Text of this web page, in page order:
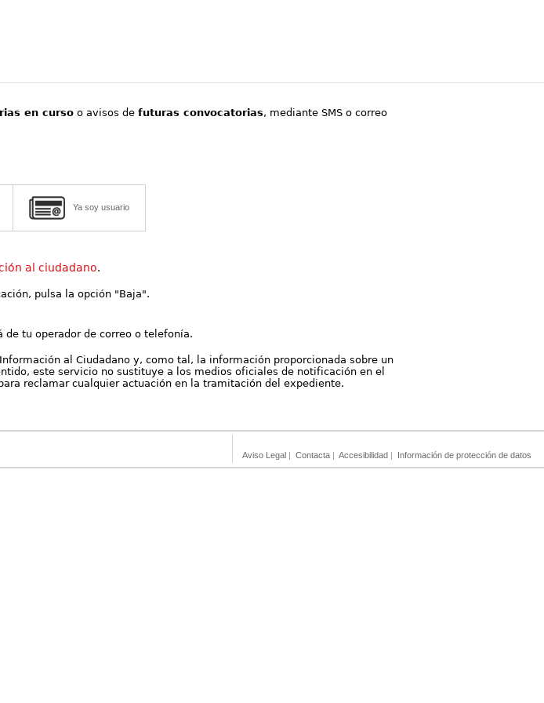
en curso o avisos defuturas convocatorias, mediante SMS o correo
Ya soy usuario
al ciudadano.
pulsa la opción "Baja".
de tu operador de correo o telefonía.
al Ciudadano y, como tal, la información proporcionada sobre un
este servicio no sustituye a los medios oficiales de notificación en el
reclamar cualquier actuación en la tramitación del expediente.
Aviso Legal | Contacta | Accesibilidad | Información de protección de datos